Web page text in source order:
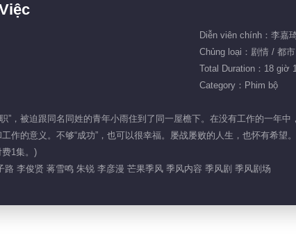
Diễn viên chính：李嘉
Chủng loại：剧情 / 都
Total Duration：18 giờ
Category：Phim bộ
”，被迫跟同名同姓的青年小雨住到了同一屋檐下。在没有工作的一年
作的意义。不够“成功”，也可以很幸福。屡战屡败的人生，也怀有希
1集。)
李俊贤 蒋雪鸣 朱锐 李彦漫 芒果季风 季风内容 季风剧 季风剧场